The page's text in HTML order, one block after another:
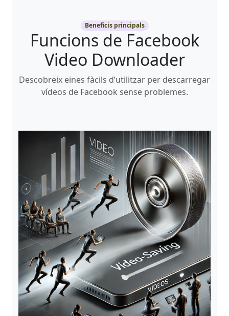
Beneficis principals
Funcions de Facebook
Video Downloader
Descobreix eines fàcils d’utilitzar per descarregar
vídeos de Facebook sense problemes.